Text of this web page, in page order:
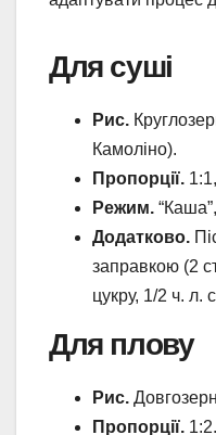
Для суші
Рис.
Камоліно).
Пропорції.
Режим.
Додатково.
заправкою (2
цукру, 1/2 ч. л.
Для плову
Рис.
Пропорції. 1:2.